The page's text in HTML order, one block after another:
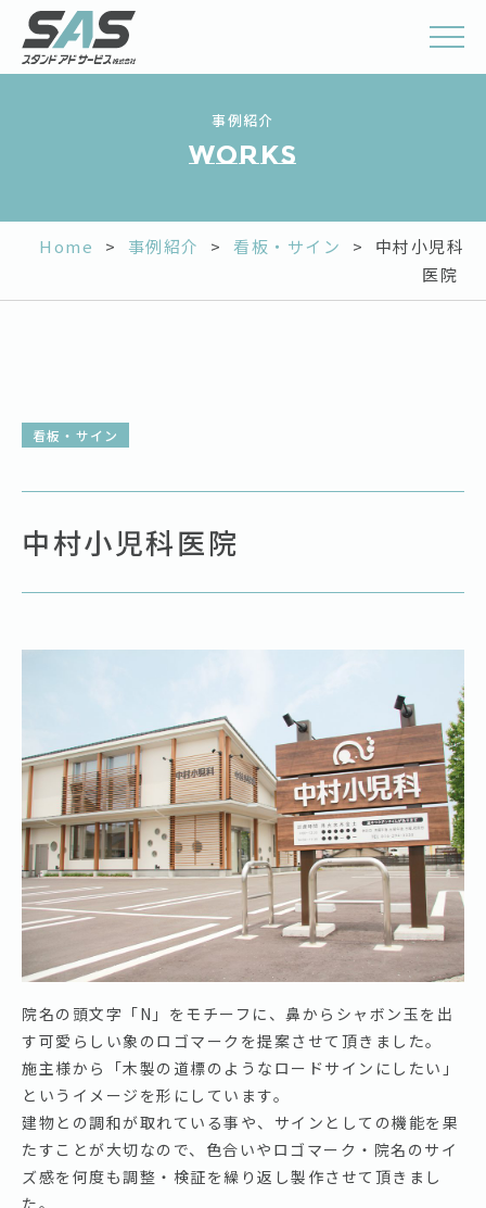
事例紹介
works
Home > 事例紹介 > 看板・サイン >
中村小児科
医院
看板・サイン
中村小児科医院
院名の頭文字「N」をモチーフに、鼻からシャボン玉を出
す可愛らしい象のロゴマークを提案させて頂きました。
施主様から「木製の道標のようなロードサインにしたい」
というイメージを形にしています。
建物との調和が取れている事や、サインとしての機能を果
たすことが大切なので、色合いやロゴマーク・院名のサイ
ズ感を何度も調整・検証を繰り返し製作させて頂きまし
た。